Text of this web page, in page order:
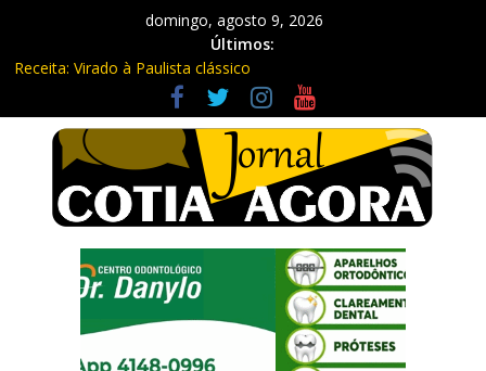
domingo, agosto 9, 2026
Últimos:
Receita: Virado à Paulista clássico
Ladrão de farmácia e procurado por maus-tratos são presos em
Vargem Grande Paulista
Cine Sustentável traz cinema ao ar livre e educação ambiental
para Vargem Grande
WhatsApp vai parar de funcionar em vários celulares antigos em
setembro
São Roque